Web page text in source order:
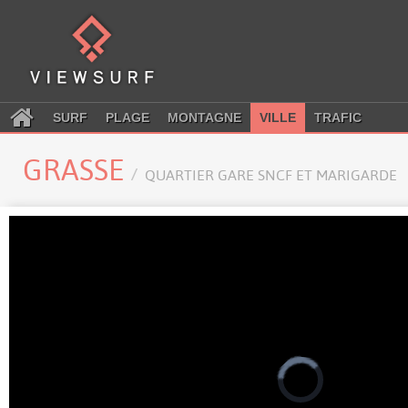
SURF PLAGE MONTAGNE VILLE TRAFIC
GRASSE QUARTIER GARE SNCF ET MARIGARDE